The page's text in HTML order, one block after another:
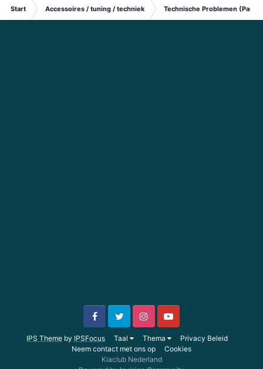
Start Accessoires / tuning / techniek Technische Problemen
IPS Theme by IPSFocus Taal Thema
Privacy Beleid
Neem contact met ons op
Cookies
Kiaclub Nederland